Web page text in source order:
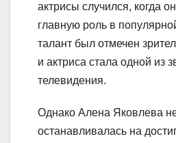
актрисы случился, когда
главную роль в
талант был отмечен
и актриса стала одной из
телевидения.
Однако Алена Яковлева
останавливалась на